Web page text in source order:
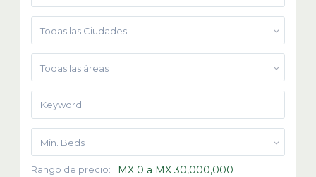
Todas las Ciudades
Todas las áreas
Min. Beds
Rango de precio: MX 0 a MX 30,000,000